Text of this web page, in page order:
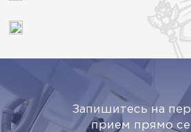
Запишитесь на
прием прямо